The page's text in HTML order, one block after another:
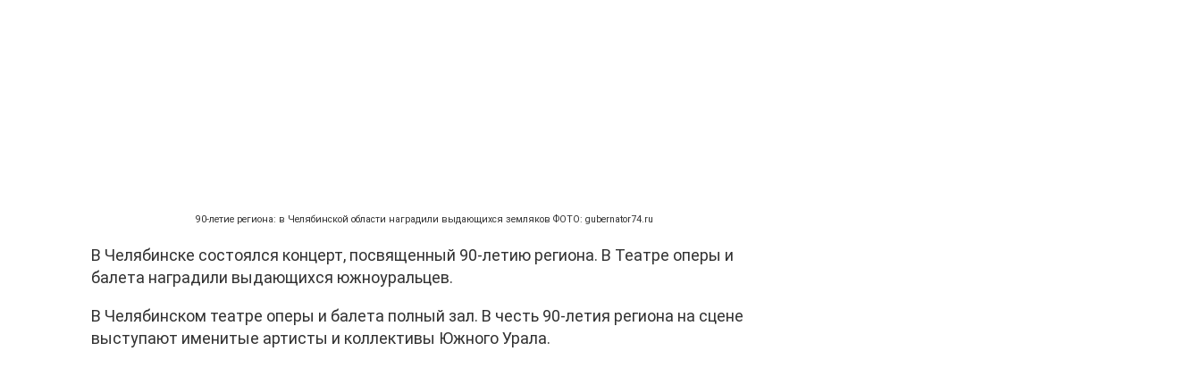
90-летие региона: в Челябинской области наградили выдающихся земляков ФОТО: gubernator74.ru
В Челябинске состоялся концерт, посвященный 90-летию региона. В Театре оперы и
балета наградили выдающихся южноуральцев.
В Челябинском театре оперы и балета полный зал. В честь 90-летия региона на сцене
выступают именитые артисты и коллективы Южного Урала.